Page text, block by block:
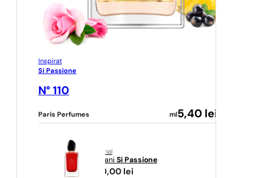
Inspirat
Si Passione
N° 110
Paris Perfumes ml 5,40 lei
original
Armani Si Passione
700,00 lei